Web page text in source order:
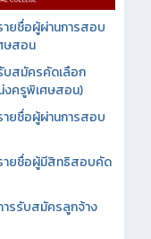
ายชื่อผู้ผ่านการสอบ
ษสอน
บสมัครคัดเลือก
งครูพิเศษสอน)
ายชื่อผู้ผ่านการสอบ
ายชื่อผู้มีสิทธิสอบคัด
ารรับสมัครลูกจ้าง